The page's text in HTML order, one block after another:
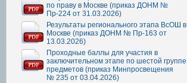
по праву в Москве (приказ ДОНМ №
Пр-224 от 31.03.2026)
Результаты регионального этапа ВсОШ в
Москве (приказ ДОНМ № Пр-163 от
13.03.2026)
Проходные баллы для участия в
заключительном этапе по шестой группе
предметов (приказ Минпросвещения
№ 235 от 03.04.2026)